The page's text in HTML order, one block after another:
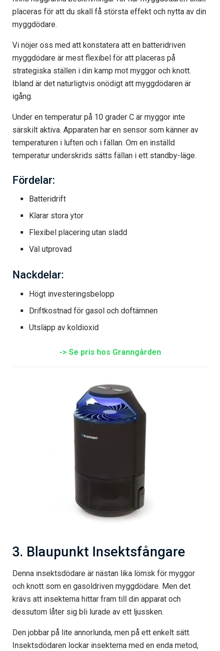
placeras för att du skall få största effekt och nytta av din
myggdödare.
Vi nöjer oss med att konstatera att en batteridriven
myggdödare är mest flexibel för att placeras på
strategiska ställen i din kamp mot myggor och knott.
Ibland är det naturligtvis onödigt att myggdödaren är
igång.
Under en temperatur på 10 grader C är myggor inte
särskilt aktiva. Apparaten har en sensor som känner av
temperaturen i luften och i fällan. Om en inställd
temperatur underskrids sätts fällan i ett standby-läge.
Fördelar:
Batteridrift
Klarar stora ytor
Flexibel placering utan sladd
Väl utprovad
Nackdelar:
Högt investeringsbelopp
Driftkostnad för gasol och doftämnen
Utsläpp av koldioxid
-> Se pris hos Granngården
3. Blaupunkt Insektsfångare
Denna insektsdödare är nästan lika lömsk för myggor
och knott som en gasoldriven myggdödare. Men det
krävs att insekterna hittar fram till din apparat och
dessutom låter sig bli lurade av ett ljussken.
Den jobbar på lite annorlunda, men på ett enkelt sätt.
Insektsdödaren lockar insekterna med en enda metod,